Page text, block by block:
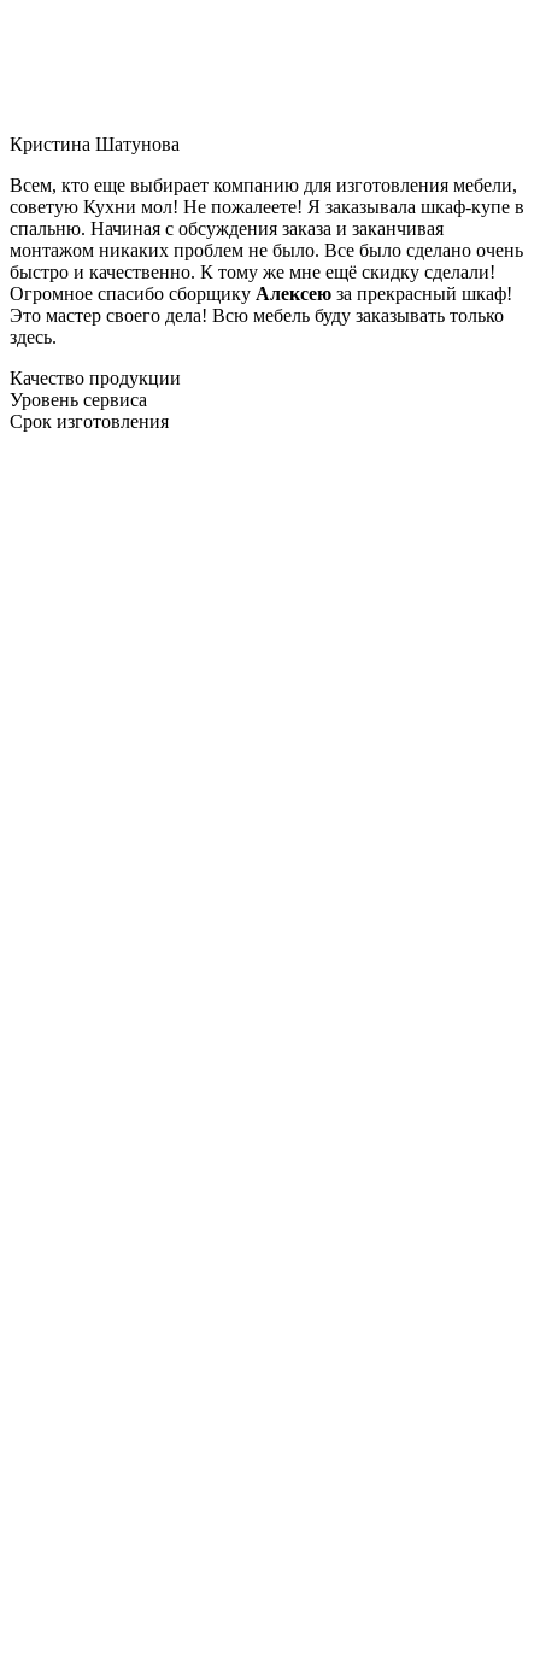
Кристина Шатунова
Всем, кто еще выбирает компанию для изготовления мебели,
советую Кухни мол! Не пожалеете! Я заказывала шкаф-купе в
спальню. Начиная с обсуждения заказа и заканчивая
монтажом никаких проблем не было. Все было сделано очень
быстро и качественно. К тому же мне ещё скидку сделали!
Огромное спасибо сборщику Алексею за прекрасный шкаф!
Это мастер своего дела! Всю мебель буду заказывать только
здесь.
Качество продукции
Уровень сервиса
Срок изготовления